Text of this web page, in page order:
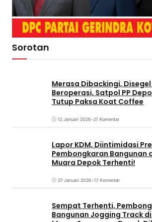
Sorotan
Merasa Dibackingi,
Beroperasi, Satpol PP
Tutup Paksa Koat Coffee
12 Januari 2026•21 Komentar
Lapor KDM, Diintimidasi
Pembongkaran Bangunan
Muara Depok Terhenti!
27 Januari 2026•17 Komentar
Sempat Terhenti,
Bangunan Jogging Track